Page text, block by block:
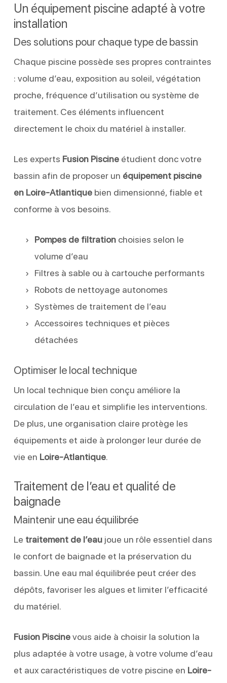
Un équipement piscine adapté à votre
installation
Des solutions pour chaque type de bassin
Chaque piscine possède ses propres contraintes
: volume d’eau, exposition au soleil, végétation
proche, fréquence d’utilisation ou système de
traitement. Ces éléments influencent
directement le choix du matériel à installer.
Les experts Fusion Piscineétudient donc votre
bassin afin de proposer un équipement piscine
en Loire-Atlantiquebien dimensionné, fiable et
conforme à vos besoins.
Pompes de filtrationchoisies selon le
volume d’eau
Filtres à sable ou à cartouche performants
Robots de nettoyage autonomes
Systèmes de traitement de l’eau
Accessoires techniques et pièces
détachées
Optimiser le local technique
Un local technique bien conçu améliore la
circulation de l’eau et simplifie les interventions.
De plus, une organisation claire protège les
équipements et aide à prolonger leur durée de
vie en Loire-Atlantique.
Traitement de l’eau et qualité de
baignade
Maintenir une eau équilibrée
Le traitement de l’eaujoue un rôle essentiel dans
le confort de baignade et la préservation du
bassin. Une eau mal équilibrée peut créer des
dépôts, favoriser les algues et limiter l’efficacité
du matériel.
Fusion Piscinevous aide à choisir la solution la
plus adaptée à votre usage, à votre volume d’eau
et aux caractéristiques de votre piscine en Loire-